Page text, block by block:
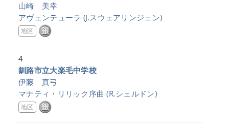
山崎 美幸
アヴェンテューラ (J.スウェアリンジェン)
地区
4
釧路市立大楽毛中学校
伊藤 真弓
マナティ・リリック序曲 (R.シェルドン)
地区